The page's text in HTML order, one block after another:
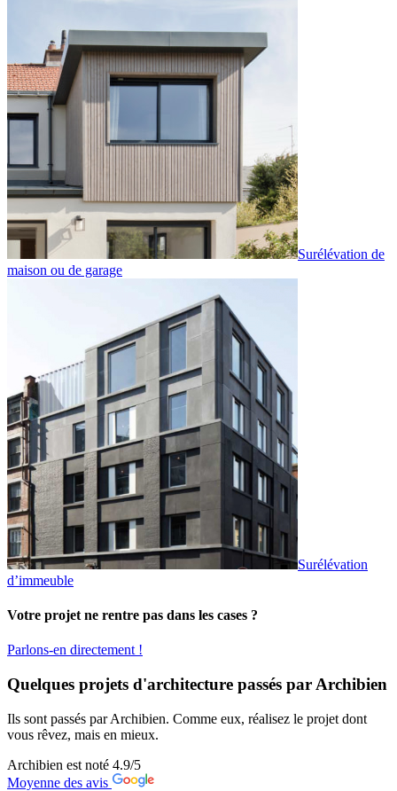
Surélévation de
maison ou de garage
Surélévation
d’immeuble
Votre projet ne rentre pas dans les cases ?
Parlons-en directement !
Quelques projets d'architecture passés par Archibien
Ils sont passés par Archibien. Comme eux, réalisez le projet dont
vous rêvez, mais en mieux.
Archibien est noté 4.9/5
Moyenne des avis